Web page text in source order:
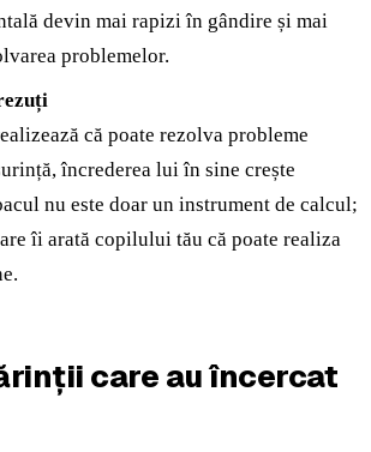
devin mai rapizi în gândire și mai
problemelor.
că poate rezolva probleme
încrederea lui în sine crește
nu este doar un instrument de calcul;
îi arată copilului tău că poate realiza
care au încercat